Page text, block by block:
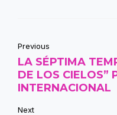
Previous
LA SÉPTIMA
DE LOS CIELOS”
INTERNACIONAL
Next